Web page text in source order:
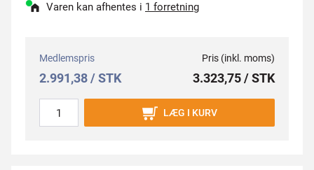
Varen kan afhentes i 1 forretning
Medlemspris
2.991,38 / STK
Pris (inkl. moms)
3.323,75 / STK
LÆG I KURV